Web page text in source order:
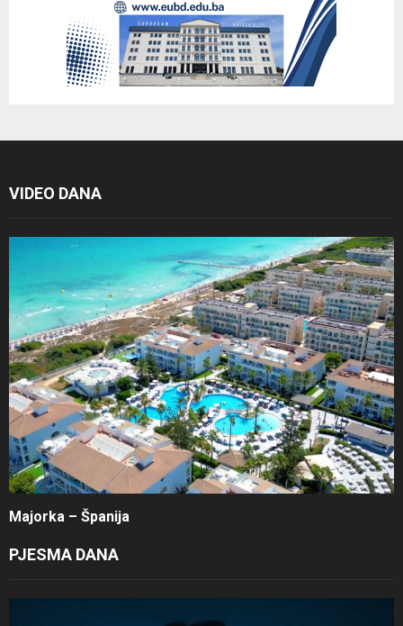
VIDEO DANA
Majorka – Španija
PJESMA DANA